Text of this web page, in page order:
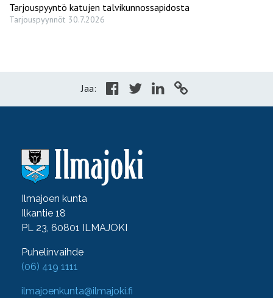
Tarjouspyyntö katujen talvikunnossapidosta
Tarjouspyynnöt 30.7.2026
Jaa:
Ilmajoen kunta
Ilkantie 18
PL 23, 60801 ILMAJOKI
Puhelinvaihde
(06) 419 1111
ilmajoenkunta@ilmajoki.fi